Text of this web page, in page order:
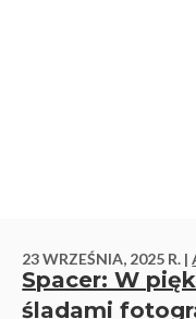
23 WRZEŚNIA, 2025 R. |
Spacer: W
śladami